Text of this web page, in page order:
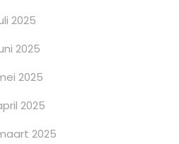
2025
2025
2025
2025
2025